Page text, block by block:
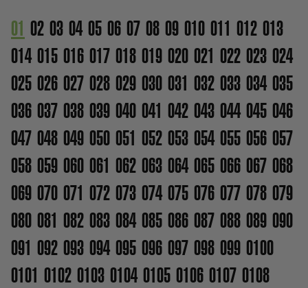
01 02 03 04 05 06 07 08 09 010 011 012 013
014 015 016 017 018 019 020 021 022 023 024
025 026 027 028 029 030 031 032 033 034 035
036 037 038 039 040 041 042 043 044 045 046
047 048 049 050 051 052 053 054 055 056 057
058 059 060 061 062 063 064 065 066 067 068
069 070 071 072 073 074 075 076 077 078 079
080 081 082 083 084 085 086 087 088 089 090
091 092 093 094 095 096 097 098 099 0100
0101 0102 0103 0104 0105 0106 0107 0108